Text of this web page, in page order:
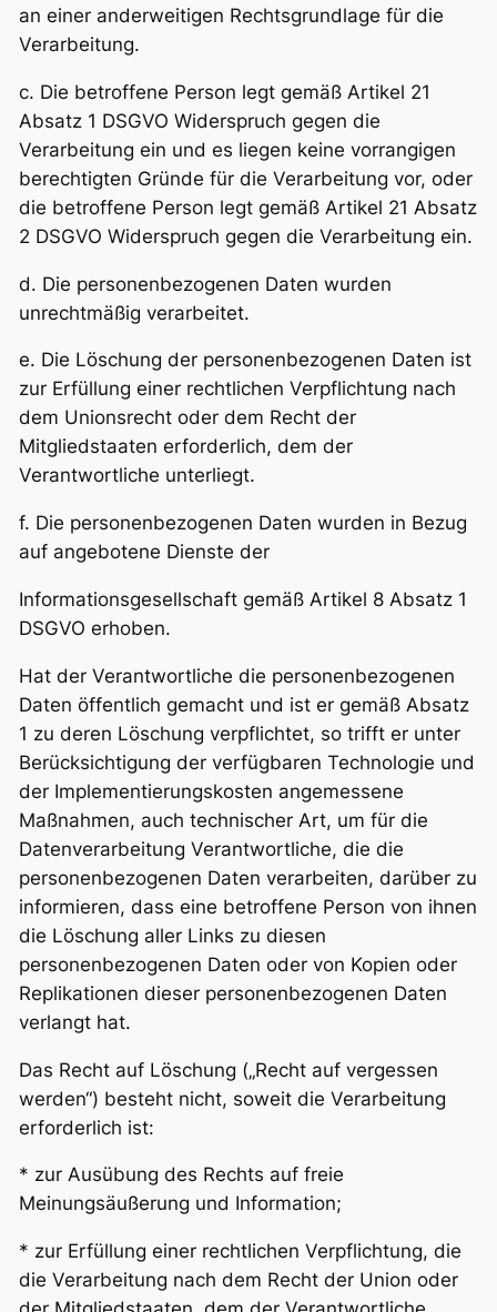
an einer anderweitigen Rechtsgrundlage für die
Verarbeitung.
c. Die betroffene Person legt gemäß Artikel 21
Absatz 1 DSGVO Widerspruch gegen die
Verarbeitung ein und es liegen keine vorrangigen
berechtigten Gründe für die Verarbeitung vor, oder
die betroffene Person legt gemäß Artikel 21 Absatz
2 DSGVO Widerspruch gegen die Verarbeitung ein.
d. Die personenbezogenen Daten wurden
unrechtmäßig verarbeitet.
e. Die Löschung der personenbezogenen Daten ist
zur Erfüllung einer rechtlichen Verpflichtung nach
dem Unionsrecht oder dem Recht der
Mitgliedstaaten erforderlich, dem der
Verantwortliche unterliegt.
f. Die personenbezogenen Daten wurden in Bezug
auf angebotene Dienste der
Informationsgesellschaft gemäß Artikel 8 Absatz 1
DSGVO erhoben.
Hat der Verantwortliche die personenbezogenen
Daten öffentlich gemacht und ist er gemäß Absatz
1 zu deren Löschung verpflichtet, so trifft er unter
Berücksichtigung der verfügbaren Technologie und
der Implementierungskosten angemessene
Maßnahmen, auch technischer Art, um für die
Datenverarbeitung Verantwortliche, die die
personenbezogenen Daten verarbeiten, darüber zu
informieren, dass eine betroffene Person von ihnen
die Löschung aller Links zu diesen
personenbezogenen Daten oder von Kopien oder
Replikationen dieser personenbezogenen Daten
verlangt hat.
Das Recht auf Löschung („Recht auf vergessen
werden“) besteht nicht, soweit die Verarbeitung
erforderlich ist:
* zur Ausübung des Rechts auf freie
Meinungsäußerung und Information;
* zur Erfüllung einer rechtlichen Verpflichtung, die
die Verarbeitung nach dem Recht der Union oder